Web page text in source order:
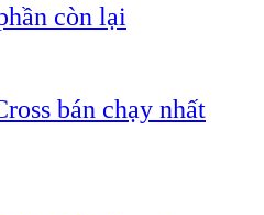
còn lại
bán chạy nhất